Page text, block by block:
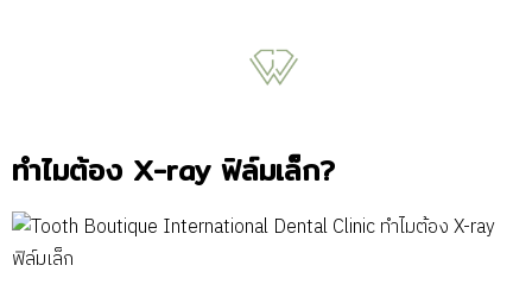
ทำไมต้อง X-ray ฟิล์มเล็ก?